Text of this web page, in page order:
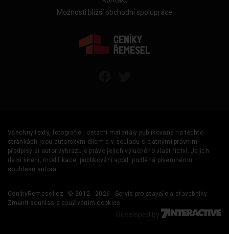
Možnosti bližší obchodní spolupráce
Všechny texty, fotografie i ostatní materiály publikované na těchto
stránkách jsou autorským dílem a v souladu s platnými právními
předpisy si autor vyhrazuje právo jejich výlučného vlastnictví. Jejich
další šíření, modifikace, publikování apod. podléhá písemnému
souhlasu autora.
CenikyRemesel.cz © 2012 - 2026
Servis pro stavaře a stavebníky
Změnit souhlas s používáním cookies
Developed by